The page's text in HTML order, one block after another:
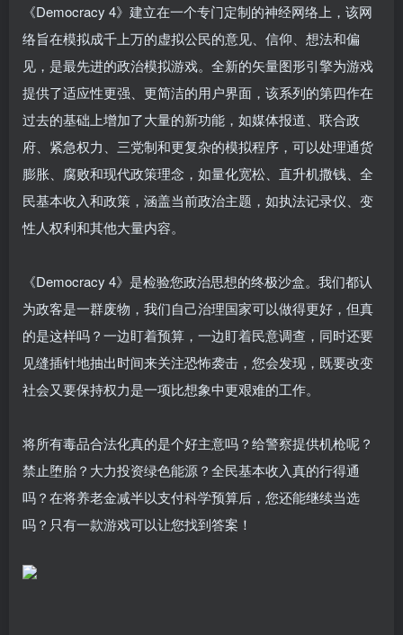
《Democracy 4》建立在一个专门定制的神经网络上，该网
络旨在模拟成千上万的虚拟公民的意见、信仰、想法和偏
见，是最先进的政治模拟游戏。全新的矢量图形引擎为游戏
提供了适应性更强、更简洁的用户界面，该系列的第四作在
过去的基础上增加了大量的新功能，如媒体报道、联合政
府、紧急权力、三党制和更复杂的模拟程序，可以处理通货
膨胀、腐败和现代政策理念，如量化宽松、直升机撒钱、全
民基本收入和政策，涵盖当前政治主题，如执法记录仪、变
性人权利和其他大量内容。
《Democracy 4》是检验您政治思想的终极沙盒。我们都认
为政客是一群废物，我们自己治理国家可以做得更好，但真
的是这样吗？一边盯着预算，一边盯着民意调查，同时还要
见缝插针地抽出时间来关注恐怖袭击，您会发现，既要改变
社会又要保持权力是一项比想象中更艰难的工作。
将所有毒品合法化真的是个好主意吗？给警察提供机枪呢？
禁止堕胎？大力投资绿色能源？全民基本收入真的行得通
吗？在将养老金减半以支付科学预算后，您还能继续当选
吗？只有一款游戏可以让您找到答案！